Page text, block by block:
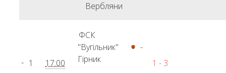
Вербляни
1 17:00
ФСК
"Вугільник"
Гірник
-
1 - 3